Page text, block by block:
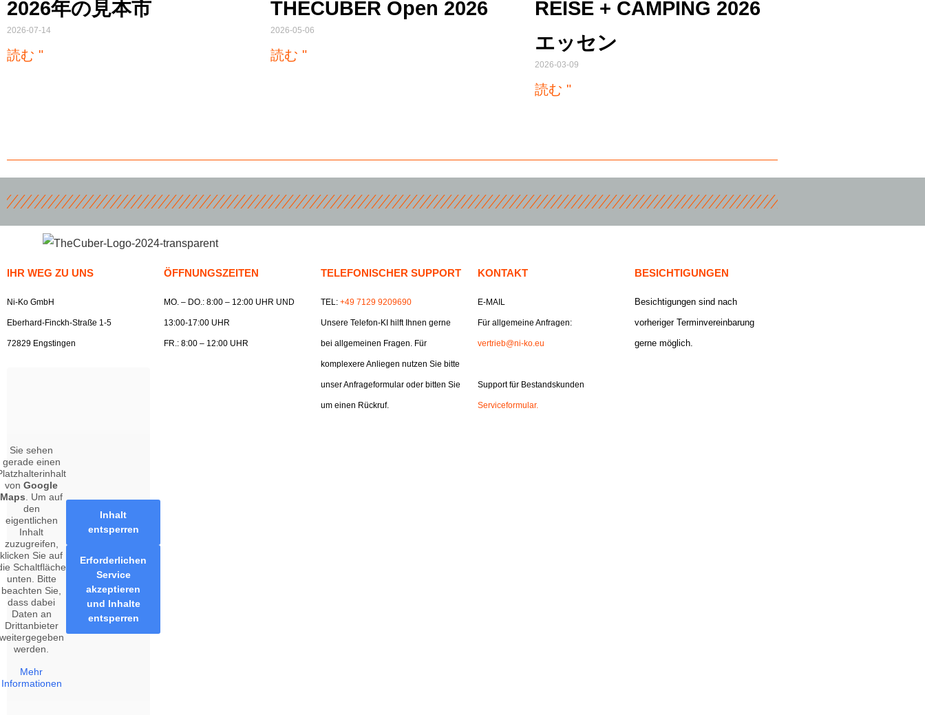
2026年の見本市
2026-07-14
読む "
THECUBER Open 2026
2026-05-06
読む "
REISE + CAMPING 2026
エッセン
2026-03-09
読む "
IHR WEG ZU UNS
Ni-Ko GmbH
Eberhard-Finckh-Straße 1-5
72829 Engstingen
Sie sehen
gerade einen
von Google
Maps . Um auf
den
eigentlichen
Inhalt
zuzugreifen,
klicken Sie auf
Schaltfläche
unten. Bitte
beachten Sie,
dass dabei
Daten an
Drittanbieter
werden.
Mehr
Informationen
Inhalt
entsperren
Erforderlichen
Service
akzeptieren
und Inhalte
entsperren
ÖFFNUNGSZEITEN
MO. – DO.: 8:00 – 12:00 UHR UND
13:00-17:00 UHR
FR.: 8:00 – 12:00 UHR
TELEFONISCHER SUPPORT
TEL: +49 7129 9209690
Unsere Telefon-KI hilft Ihnen gerne
bei allgemeinen Fragen. Für
komplexere Anliegen nutzen Sie bitte
unser Anfrageformular oder bitten Sie
um einen Rückruf.
KONTAKT
E-MAIL
Für allgemeine Anfragen:
vertrieb@ni-ko.eu
Support für Bestandskunden
Serviceformular.
BESICHTIGUNGEN
Besichtigungen sind nach
vorheriger Terminvereinbarung
gerne möglich.